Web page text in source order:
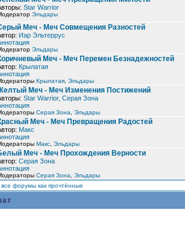
Star Warrior
Эльдары
Меч - Меч Совмещения Разностей
Иар Эльтеррус
Эльдары
Меч - Меч Перемен Безнадежностей
Крылатая
Крылатая Эльдары
Меч - Меч Изменения Постижений
Star Warrior, Серая Зона
Серая Зона Эльдары
Меч - Меч Превращения Радостей
Макс
Макс Эльдары
Меч - Меч Прохождения Верности
Серая Зона
Серая Зона
Эльдары
форумы как прочтённые